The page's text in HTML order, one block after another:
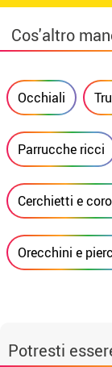
Cos'altro
Occhiali
Parrucche ricci
Cerchietti e
Orecchini e
Potresti